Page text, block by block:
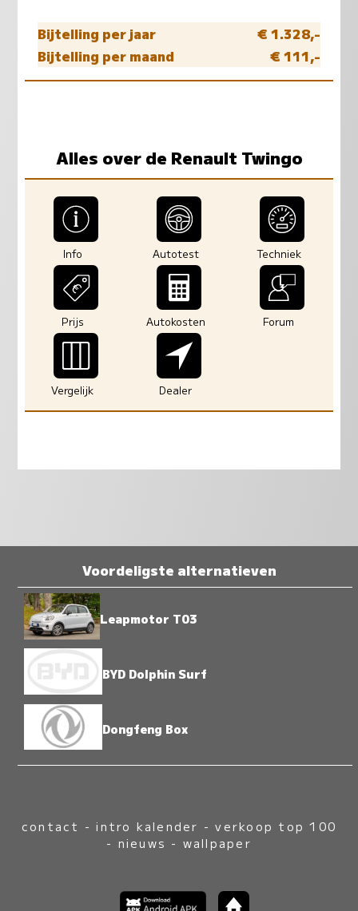
Bijtelling per jaar
€ 1.328,-
Bijtelling per maand
€ 111,-
Alles over de Renault Twingo
Info Autotest Techniek
Prijs Autokosten Forum
Vergelijk Dealer
Voordeligste alternatieven
Leapmotor T03
BYD Dolphin Surf
Dongfeng Box
contact -intro kalender -verkoop top 100
- nieuws - wallpaper